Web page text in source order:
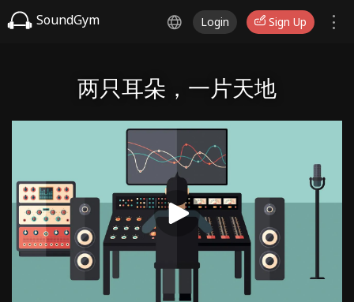
SoundGym Login Sign Up
两只耳朵，一片天地